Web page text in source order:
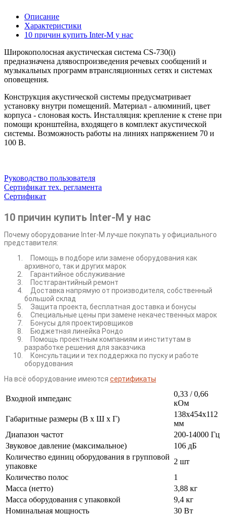
Описание
Характеристики
10 причин купить Inter-M у нас
Широкополосная акустическая система CS-730(i)
предназначена длявоспроизведения речевых сообщений и
музыкальных программ втрансляционных сетях и системах
оповещения.
Конструкция акустической системы предусматривает
установку внутри помещений. Материал - алюминий, цвет
корпуса - слоновая кость. Инсталляция: крепление к стене при
помощи кронштейна, входящего в комплект акустической
системы. Возможность работы на линиях напряжением 70 и
100 В.
Руководство пользователя
Сертификат тех. регламента
Сертификат
10 причин купить Inter-M у нас
Почему оборудование Inter-M лучше покупать у официального
представителя:
Помощь в подборе или замене оборудования как
архивного, так и других марок
Гарантийное обслуживание
Постгарантийный ремонт
Доставка напрямую от производителя, собственный
большой склад
Защита проекта, бесплатная доставка и бонусы
Специальные цены при замене некачественных марок
Бонусы для проектировщиков
Бюджетная линейка Рондо
Помощь проектным компаниям и институтам в
разработке решения для заказчика
Консультации и тех поддержка по пуску и работе
оборудования
На всё оборудование имеются сертификаты
Входной импеданс
0,33 / 0,66
кОм
Габаритные размеры (В х Ш х Г)
138x454x112
мм
Диапазон частот
200-14000 Гц
Звуковое давление (максимальное)
106 дБ
Количество единиц оборудования в групповой
упаковке
2 шт
Количество полос
1
Масса (нетто)
3,88 кг
Масса оборудования с упаковкой
9,4 кг
Номинальная мощность
30 Вт